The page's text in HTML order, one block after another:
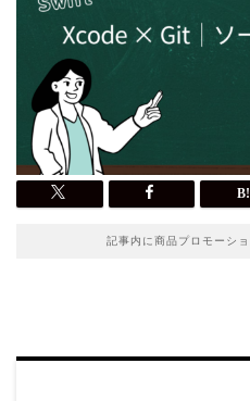
記事内に商品プロモーシ